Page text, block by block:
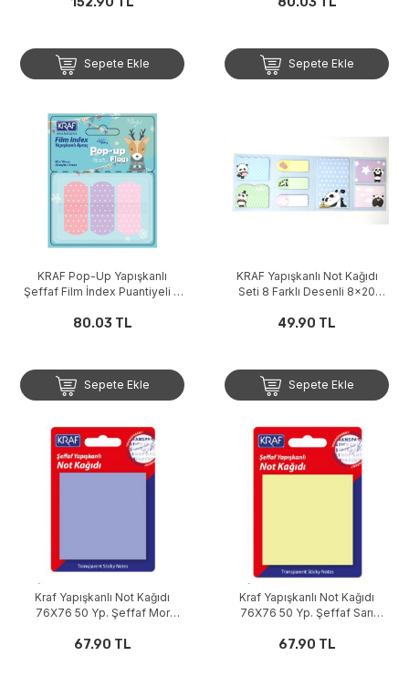
Sepete Ekle Sepete Ekle
KRAF Pop-Up Yapışkanlı
Şeffaf Film İndex Puantiyeli 3
80.03 TL
Sepete Ekle
KRAF Yapışkanlı Not Kağıdı
Seti 8 Farklı Desenli 8x20
49.90 TL
Sepete Ekle
Kraf Yapışkanlı Not Kağıdı
76X76 50 Yp. Şeffaf Mor
67.90 TL
Kraf Yapışkanlı Not Kağıdı
76X76 50 Yp. Şeffaf Sarı
67.90 TL